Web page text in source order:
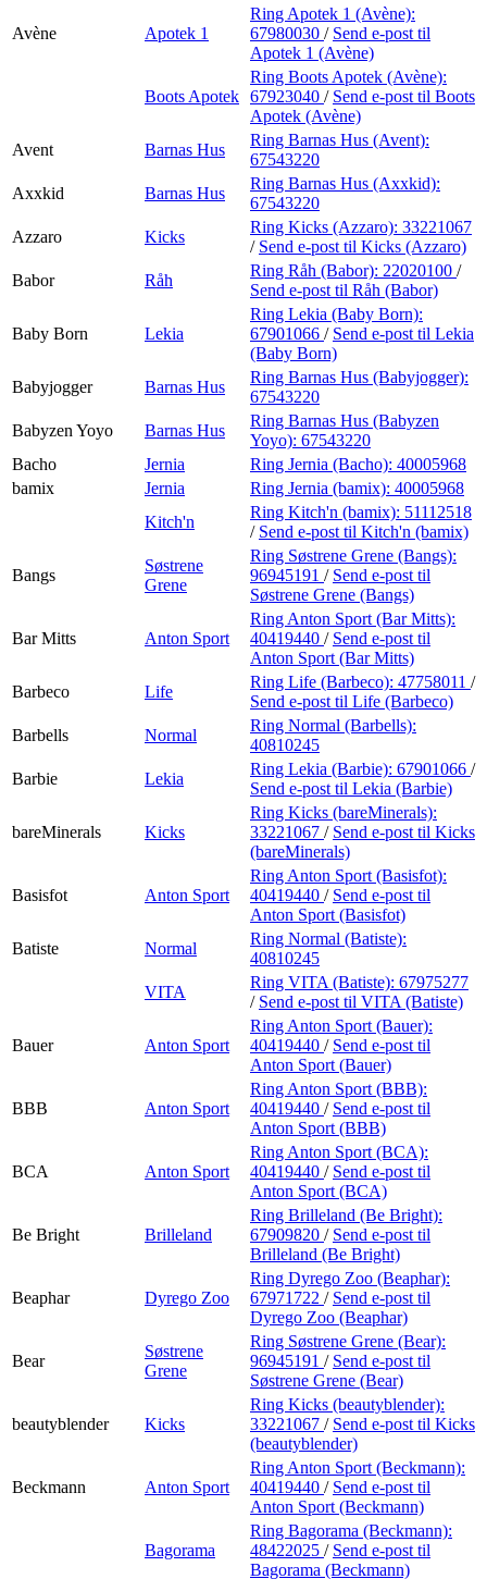
Avène Apotek 1
Ring Apotek 1 (Avène):
67980030 / Send e-post til
Apotek 1 (Avène)
Boots Apotek
Ring Boots Apotek (Avène):
67923040 / Send e-post til Boots
Apotek (Avène)
Avent
Barnas Hus
Ring Barnas Hus (Avent):
67543220
Axxkid
Barnas Hus
Ring Barnas Hus (Axxkid):
67543220
Azzaro
Kicks
Ring Kicks (Azzaro): 33221067
/ Send e-post til Kicks (Azzaro)
Babor
Råh
Ring Råh (Babor): 22020100 /
Send e-post til Råh (Babor)
Baby Born Lekia
Ring Lekia (Baby Born):
67901066 / Send e-post til Lekia
(Baby Born)
Babyjogger
Barnas Hus
Ring Barnas Hus (Babyjogger):
67543220
Babyzen Yoyo
Barnas Hus
Ring Barnas Hus (Babyzen
Yoyo): 67543220
Bacho
Jernia Ring Jernia (Bacho): 40005968
bamix
Jernia Ring Jernia (bamix): 40005968
Kitch'n
Ring Kitch'n (bamix): 51112518
/ Send e-post til Kitch'n (bamix)
Bangs
Søstrene
Grene
Ring Søstrene Grene (Bangs):
96945191 / Send e-post til
Søstrene Grene (Bangs)
Bar Mitts Anton Sport
Ring Anton Sport (Bar Mitts):
40419440 / Send e-post til
Anton Sport (Bar Mitts)
Barbeco
Life
Ring Life (Barbeco): 47758011 /
Send e-post til Life (Barbeco)
Barbells
Normal
Ring Normal (Barbells):
40810245
Barbie
Lekia
Ring Lekia (Barbie): 67901066 /
Send e-post til Lekia (Barbie)
bareMinerals Kicks
Ring Kicks (bareMinerals):
33221067 / Send e-post til Kicks
(bareMinerals)
Basisfot Anton Sport
Ring Anton Sport (Basisfot):
40419440 / Send e-post til
Anton Sport (Basisfot)
Batiste
Normal
Ring Normal (Batiste):
40810245
VITA
Ring VITA (Batiste): 67975277
/ Send e-post til VITA (Batiste)
Bauer Anton Sport
Ring Anton Sport (Bauer):
40419440 / Send e-post til
Anton Sport (Bauer)
BBB Anton Sport
Ring Anton Sport (BBB):
40419440 / Send e-post til
Anton Sport (BBB)
BCA Anton Sport
Ring Anton Sport (BCA):
40419440 / Send e-post til
Anton Sport (BCA)
Be Bright Brilleland
Ring Brilleland (Be Bright):
67909820 / Send e-post til
Brilleland (Be Bright)
Beaphar Dyrego Zoo
Ring Dyrego Zoo (Beaphar):
67971722 / Send e-post til
Dyrego Zoo (Beaphar)
Bear
Søstrene
Grene
Ring Søstrene Grene (Bear):
96945191 / Send e-post til
Søstrene Grene (Bear)
beautyblender Kicks
Ring Kicks (beautyblender):
33221067 / Send e-post til Kicks
(beautyblender)
Beckmann Anton Sport
Ring Anton Sport (Beckmann):
40419440 / Send e-post til
Anton Sport (Beckmann)
Bagorama
Ring Bagorama (Beckmann):
48422025 / Send e-post til
Bagorama (Beckmann)